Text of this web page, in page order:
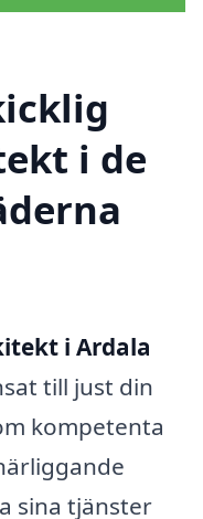
i de
i Ardala
till just din
kompetenta
sina tjänster